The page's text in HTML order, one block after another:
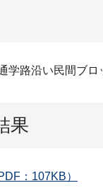
学路沿い民間ブ
果
：107KB）